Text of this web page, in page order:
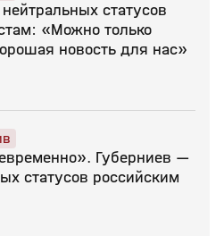
статусов
«Можно только
новость для нас»
Губерниев —
статусов российским